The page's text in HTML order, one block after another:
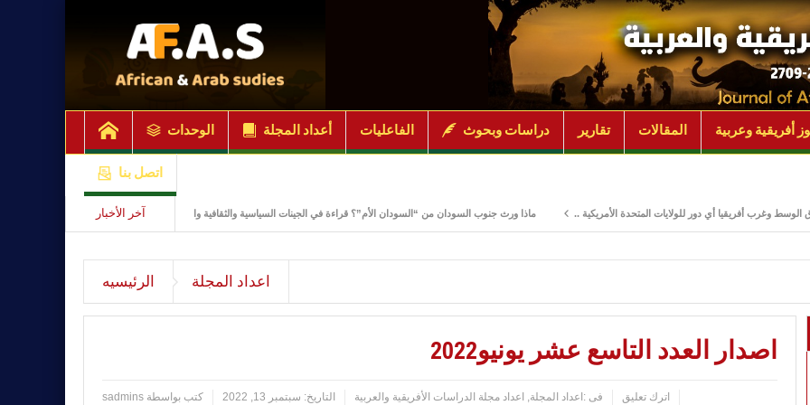
الوحدات أعداد المجلة الفاعليات دراسات وبحوث تقارير المقالات أفريقية وعربية
اتصل بنا
آخر الأخبار
صدور المجلد الثامن العدد 31 مارس 2025 مجلة الدراسات الافريقية والعربية ماذا ورث جنوب السودان من “السودان الأم”؟ قراءة في الجينات السياسية والثقافية والاجتماعية أفريقيا أي دور للولايات المتحدة الأمريكية ..
الرئيسيه اعداد المجلة
اصدار العدد التاسع عشر يونيو2022
كتب بواسطة sadmins التاريخ: سبتمبر 13, 2022 فى : اعداد المجلة, اعداد مجلة الدراسات الأفريقية والعربية اترك تعليق